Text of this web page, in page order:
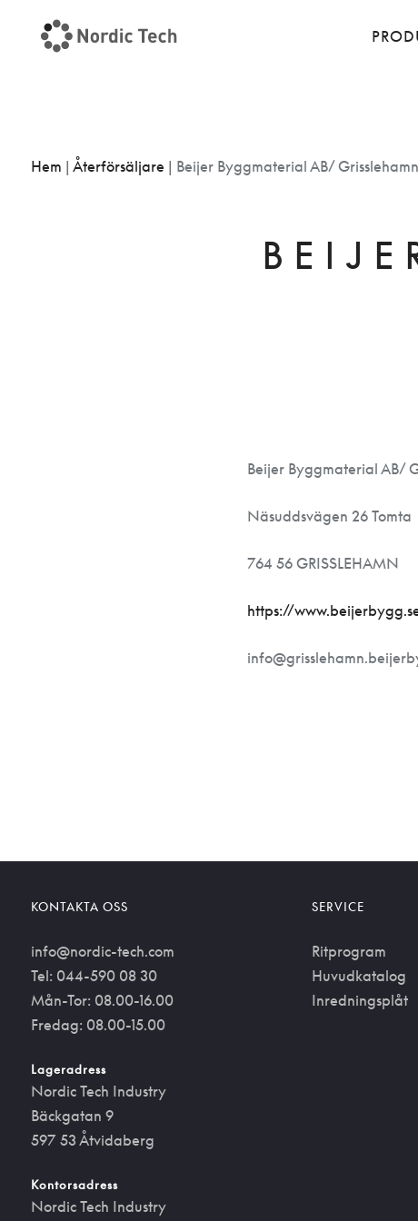
Hem | Återförsäljare | Beijer Byggmaterial AB/ Grisslehamn
Beijer Byggmaterial AB/
Näsuddsvägen 26 Tomta
764 56 GRISSLEHAMN
https://
KONTAKTA OSS
info@nordic-tech.com
Tel: 044-590 08 30
Mån-Tor: 08.00-16.00
Fredag: 08.00-15.00
Lageradress
Nordic Tech Industry
Bäckgatan 9
597 53 Åtvidaberg
Kontorsadress
Nordic Tech Industry
SERVICE
Ritprogram
Huvudkatalog
Inredningsplåt